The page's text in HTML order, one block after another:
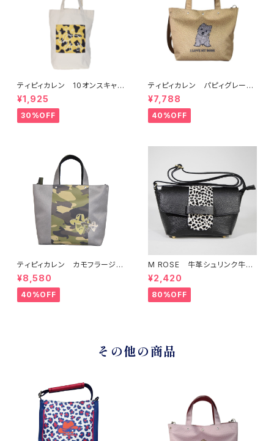
ティピィカレン 10オンスキャン
バス外ポケット縦長マイバッグ
¥1,925
30%OFF
ティピィカレン パピィグレーテ
リア2WAYハンドバッグ
¥7,788
40%OFF
ティピィカレン カモフラージュ
柄スクエア2WAYバッグ
¥8,580
40%OFF
M ROSE 牛革シュリンク牛毛
ダルメシアンプリントフラップシ
ョルダーバッグ ブラック
¥2,420
80%OFF
その他の商品